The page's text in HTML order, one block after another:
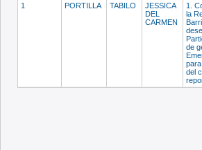
1 PORTILLA TABILO
JESSICA
DEL
CARMEN
1.
la
de
del